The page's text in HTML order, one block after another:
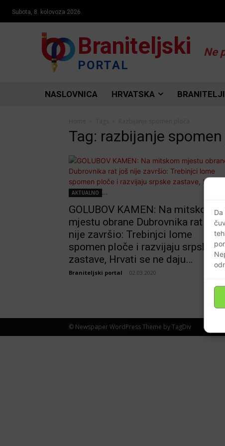
Subota, 8. kolovoza 2026.
Braniteljski
PORTAL
Ne
NASLOVNICA HRVATSKA BRANITELJI
Tag: razbijanje
AKTUALNO
GOLUBOV KAMEN: Na mitskom
mjestu obrane Dubrovnika rat još
nije završio: Trebinjci lome
spomen ploče i razvijaju srpske
zastave, Hrvati se ne daju…
Braniteljski portal 02.03.2020
© Newspaper WordPress Theme by TagDiv